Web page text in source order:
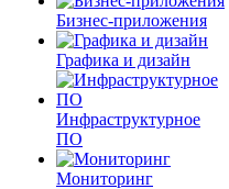
Бизнес-приложения
Графика и дизайн
Инфраструктурное
ПО
Мониторинг